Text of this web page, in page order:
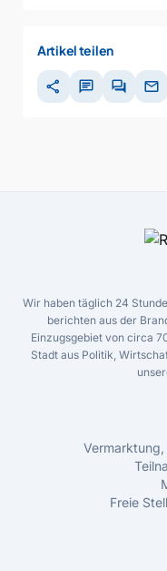
Artikel teilen
share chat forum mail
Wir haben täglich 24
berichten aus der
Einzugsgebiet von circa
Stadt aus Politik,
Freie